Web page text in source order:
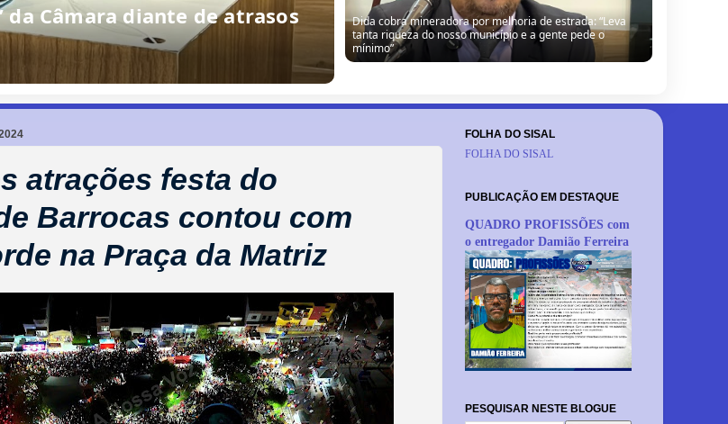
gestão de Almir, mas
cobrir erro de ninguém”
Vereador sugere fim do “pastelzinho” da Câmara diante
de atrasos de pagamentos em Barrocas
atrações festa do
Barrocas contou com
na Praça da Matriz
FOLHA DO SISAL
FOLHA DO SISAL
PUBLICAÇÃO EM DESTAQUE
QUADRO PROFISSÕES com
o entregador Damião Ferreira
PESQUISAR NESTE BLOGUE